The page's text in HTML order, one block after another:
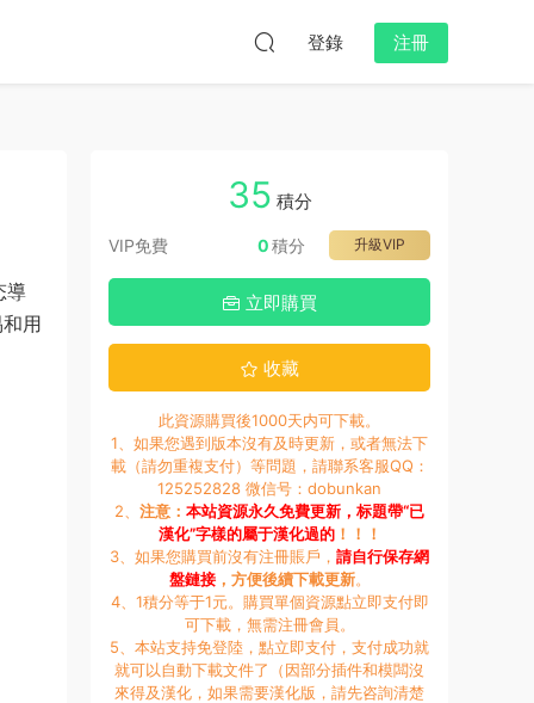
登錄 注冊
導
用
35 積分
VIP免費 升級VIP
0積分
立即購買
收藏
此資源購買後1000天内可下載。
1、如果您遇到版本沒有及時更新，或者無法下
載（請勿重複支付）等問題，請聯系客服QQ：
125252828 微信号：dobunkan
2、 注意： 本站資源永久免費更新，标題帶“已
漢化”字樣的屬于漢化過的！！！
3、如果您購買前沒有注冊賬戶， 請自行保存網
盤鏈接，方便後續下載更新。
4、1積分等于1元。購買單個資源點立即支付即
可下載，無需注冊會員。
5、本站支持免登陸，點立即支付，支付成功就
就可以自動下載文件了（因部分插件和模闆沒
來得及漢化，如果需要漢化版，請先咨詢清楚